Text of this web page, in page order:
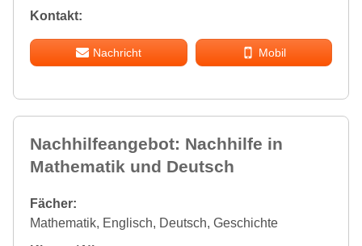
Kontakt:
Nachricht Mobil
Nachhilfeangebot: Nachhilfe in
Mathematik und Deutsch
Fächer:
Mathematik, Englisch, Deutsch, Geschichte